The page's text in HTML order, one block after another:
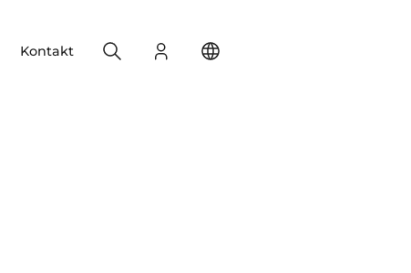
Kontakt Login
Search